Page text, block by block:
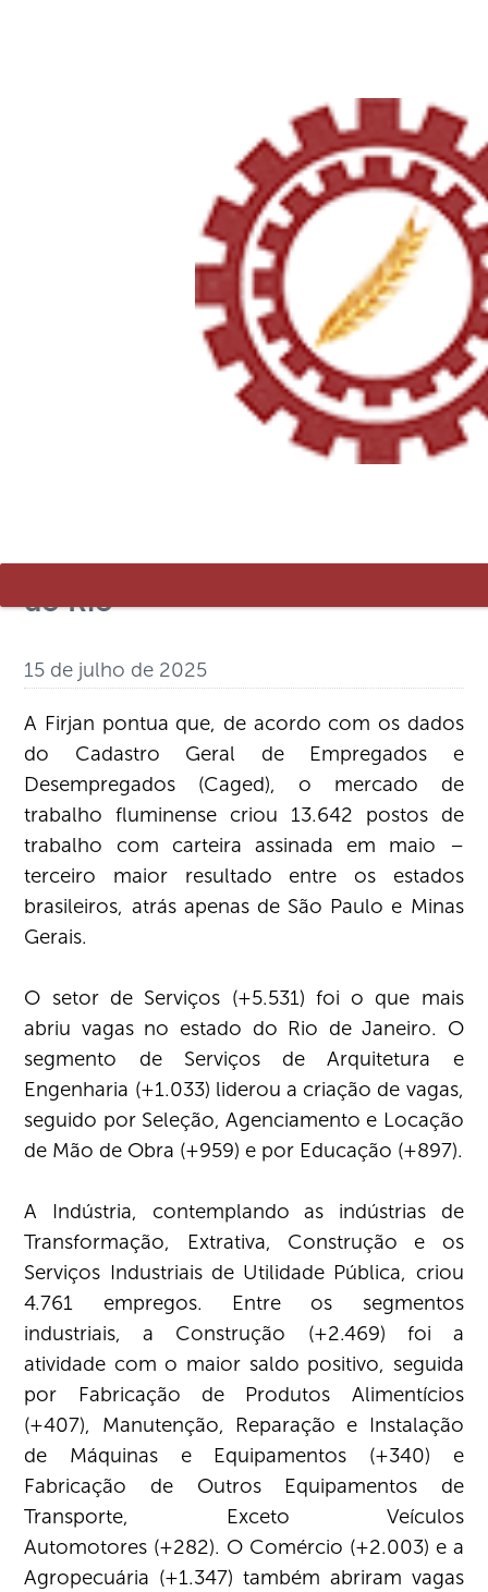
puxam contratações no estado
do Rio
15 de julho de 2025
A Firjan pontua que, de acordo com os dados
do Cadastro Geral de Empregados e
Desempregados (Caged), o mercado de
trabalho fluminense criou 13.642 postos de
trabalho com carteira assinada em maio –
terceiro maior resultado entre os estados
brasileiros, atrás apenas de São Paulo e Minas
Gerais.
O setor de Serviços (+5.531) foi o que mais
abriu vagas no estado do Rio de Janeiro. O
segmento de Serviços de Arquitetura e
Engenharia (+1.033) liderou a criação de vagas,
seguido por Seleção, Agenciamento e Locação
de Mão de Obra (+959) e por Educação (+897).
A Indústria, contemplando as indústrias de
Transformação, Extrativa, Construção e os
Serviços Industriais de Utilidade Pública, criou
4.761 empregos. Entre os segmentos
industriais, a Construção (+2.469) foi a
atividade com o maior saldo positivo, seguida
por Fabricação de Produtos Alimentícios
(+407), Manutenção, Reparação e Instalação
de Máquinas e Equipamentos (+340) e
Fabricação de Outros Equipamentos de
Transporte, Exceto Veículos
Automotores (+282). O Comércio (+2.003) e a
Agropecuária (+1.347) também abriram vagas